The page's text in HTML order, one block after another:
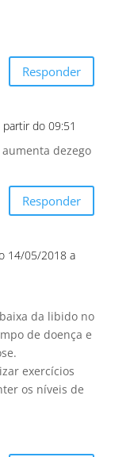
Responder
do 09:51
dezego
Responder
14/05/2018 a
da libido no
de doença e
exercícios
os níveis de